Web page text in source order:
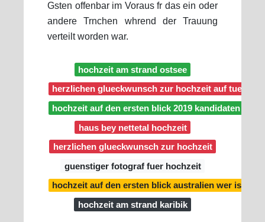
Gsten offenbar im Voraus fr das ein oder
andere Trnchen whrend der Trauung
verteilt worden war.
hochzeit am strand ostsee
herzlichen glueckwunsch zur hochzeit auf
hochzeit auf den ersten blick 2019 kandidaten
haus bey nettetal hochzeit
herzlichen glueckwunsch zur hochzeit
guenstiger fotograf fuer hochzeit
hochzeit auf den ersten blick australien wer ist
hochzeit am strand karibik